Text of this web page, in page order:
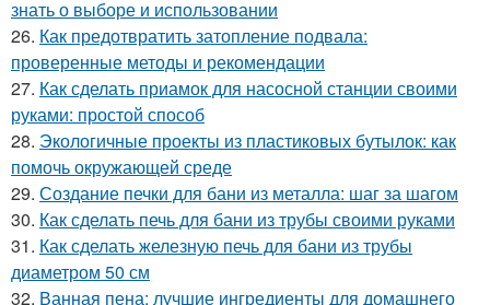
знать о выборе и использовании
26. Как предотвратить затопление подвала:
проверенные методы и рекомендации
27. Как сделать приамок для насосной станции своими
руками: простой способ
28. Экологичные проекты из пластиковых бутылок: как
помочь окружающей среде
29. Создание печки для бани из металла: шаг за шагом
30. Как сделать печь для бани из трубы своими руками
31. Как сделать железную печь для бани из трубы
диаметром 50 см
32. Ванная пена: лучшие ингредиенты для домашнего